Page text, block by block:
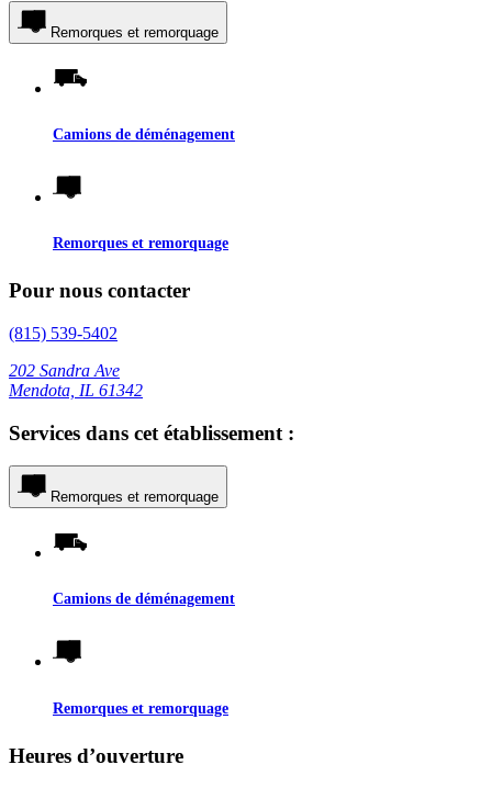
Remorques et remorquage
Camions de déménagement
Remorques et remorquage
Pour nous contacter
(815) 539-5402
202 Sandra Ave
Mendota, IL 61342
Services dans cet établissement :
Remorques et remorquage
Camions de déménagement
Remorques et remorquage
Heures d’ouverture